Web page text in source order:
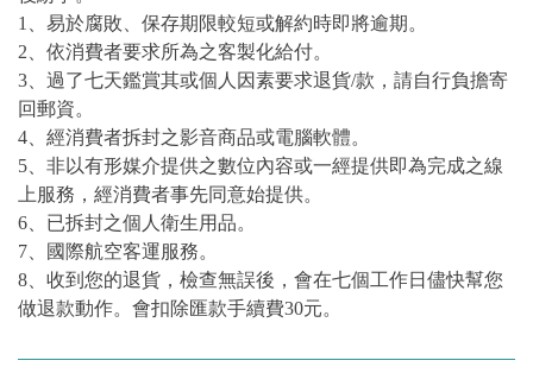
1、易於腐敗、保存期限較短或解約時即將逾期。
2、依消費者要求所為之客製化給付。
3、過了七天鑑賞其或個人因素要求退貨/款，請自行負擔寄
回郵資。
4、經消費者拆封之影音商品或電腦軟體。
5、非以有形媒介提供之數位內容或一經提供即為完成之線
上服務，經消費者事先同意始提供。
6、已拆封之個人衛生用品。
7、國際航空客運服務。
8、收到您的退貨，檢查無誤後，會在七個工作日儘快幫您
做退款動作。會扣除匯款手續費30元。